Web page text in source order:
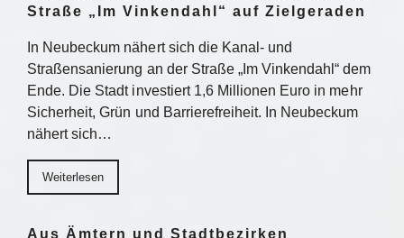
Straße „Im Vinkendahl“ auf Zielgeraden
In Neubeckum nähert sich die Kanal- und
Straßensanierung an der Straße „Im Vinkendahl“ dem
Ende. Die Stadt investiert 1,6 Millionen Euro in mehr
Sicherheit, Grün und Barrierefreiheit. In Neubeckum
nähert sich…
Weiterlesen
Aus Ämtern und Stadtbezirken